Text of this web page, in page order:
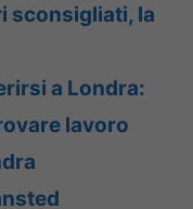
sconsigliati, la
a Londra:
lavoro